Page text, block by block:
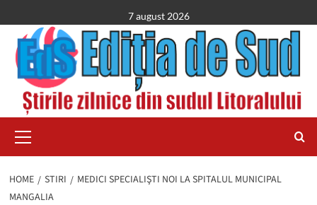
to
content
7 august 2026
Menu
HOME STIRI
MEDICI SPECIALIŞTI NOI LA SPITALUL MUNICIPAL
MANGALIA